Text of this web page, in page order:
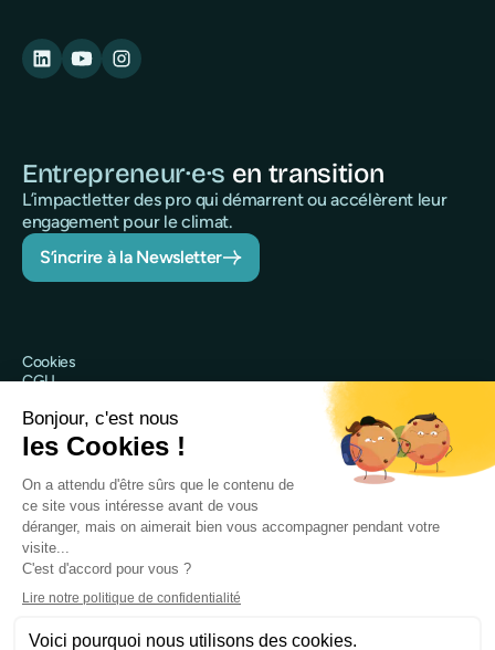
Entrepreneur·e·s en transition
L’impactletter des pro qui démarrent ou accélèrent leur
engagement pour le climat.
S’incrire à la Newsletter
@Qileo 2025
Site web réalisé par Digidop
Cookies
CGU
Sécurité
Mentions légales
Qileo est le nom commercial de Qileo SAS, société par actions
403 et ayant son siège social au 120 rue Jean Jaurès, 92300